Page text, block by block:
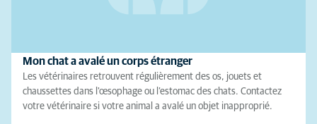
Mon chat a avalé un corps étranger
Les vétérinaires retrouvent régulièrement des os, jouets et
chaussettes dans l'œsophage ou l’estomac des chats. Contactez
votre vétérinaire si votre animal a avalé un objet inapproprié.